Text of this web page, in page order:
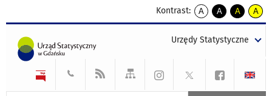
Kontrast:
A
kontrast
A
kontrast
tekst
czarnym
A
kontrast
tekst
czarnym
A
tekst
żółtym
Urzędy Statystyczne